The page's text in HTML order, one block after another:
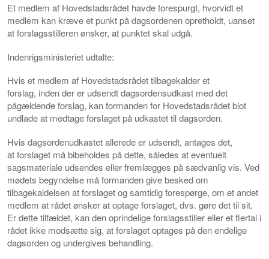
Et medlem af Hovedstadsrådet havde forespurgt, hvorvidt et
medlem kan kræve et punkt på dagsordenen opretholdt, uanset
at forslagsstilleren ønsker, at punktet skal udgå.
Indenrigsministeriet udtalte:
Hvis et medlem af Hovedstadsrådet tilbagekalder et
forslag, inden der er udsendt dagsordensudkast med det
pågældende forslag, kan formanden for Hovedstadsrådet blot
undlade at medtage forslaget på udkastet til dagsorden.
Hvis dagsordenudkastet allerede er udsendt, antages det,
at forslaget må bibeholdes på dette, således at eventuelt
sagsmateriale udsendes eller fremlægges på sædvanlig vis. Ved
mødets begyndelse må formanden give besked om
tilbagekaldelsen at forslaget og samtidig forespørge, om et andet
medlem at rådet ønsker at optage forslaget, dvs. gøre det til sit.
Er dette tilfældet, kan den oprindelige forslagsstiller eller et flertal i
rådet ikke modsætte sig, at forslaget optages på den endelige
dagsorden og undergives behandling.